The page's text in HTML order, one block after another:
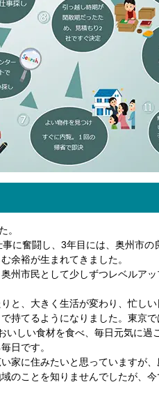
。
に奮闘し、3年目には、奥州市の
余裕が生まれてきました。
州市民として少しずつレベルア
と、大きく生活が変わり、忙しい
持てるようになりました。東京で
しい食材を食べ、毎日元気に過
日です。
家に住みたいと思っていますが
のことを知りませんでしたが、